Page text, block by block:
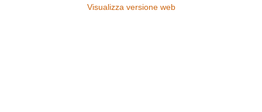
Visualizza versione web